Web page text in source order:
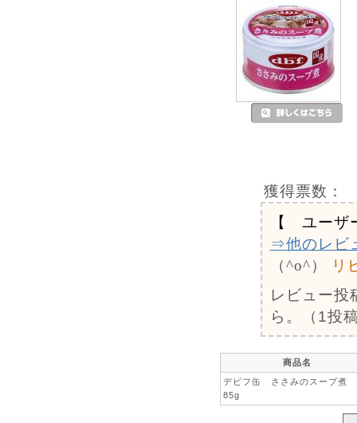
獲得票数：
【 ユーザ
⇒他のレビ
（^o^）
リ
レビュー投
ら。（1投
商品名
デビフ缶 ささみのスープ煮
85g